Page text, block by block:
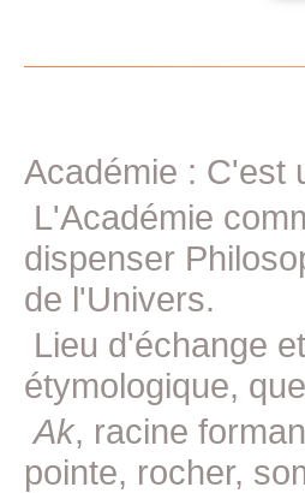
Académie : C'est
L'Académie
dispenser
de l'Univers.
Lieu d'échange
étymologique,
Ak, racine
pointe, rocher,